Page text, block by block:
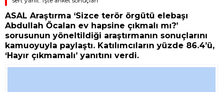
ASAL Araştırma ‘Sizce terör örgütü elebaşı
Abdullah Öcalan ev hapsine çıkmalı mı?’
sorusunun yöneltildiği araştırmanın sonuçlarını
kamuoyuyla paylaştı. Katılımcıların yüzde 86.4’ü,
‘Hayır çıkmamalı’ yanıtını verdi.